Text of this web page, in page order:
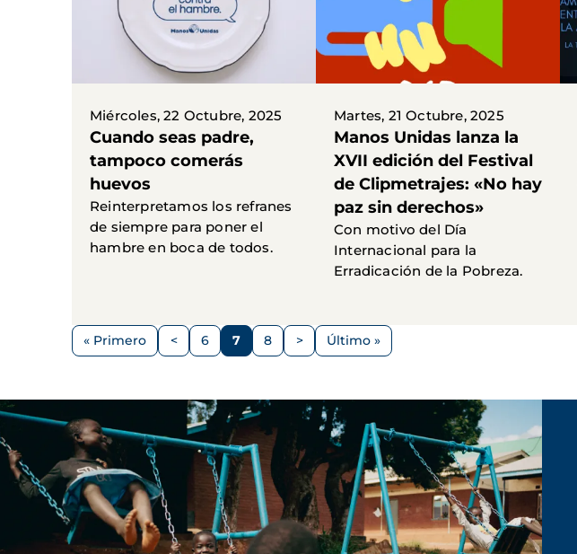
Miércoles, 22 Octubre, 2025
Cuando seas padre,
tampoco comerás
huevos
Reinterpretamos los refranes
de siempre para poner el
hambre en boca de todos.
Martes, 21 Octubre, 2025
Manos Unidas lanza la
XVII edición del Festival
de Clipmetrajes: «No hay
paz sin derechos»
Con motivo del Día
Internacional para la
Erradicación de la Pobreza.
Paginación
Primera
« Primero
Página
< Página
6 Página
7 Página
8
Siguiente
>
Última
Último »